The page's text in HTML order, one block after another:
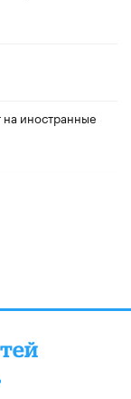
на иностранные